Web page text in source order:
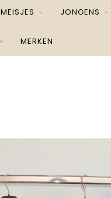
MEISJES JONGENS
MERKEN